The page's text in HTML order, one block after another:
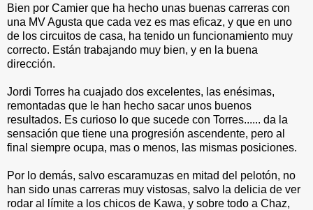
Bien por Camier que ha hecho unas buenas carreras con
una MV Agusta que cada vez es mas eficaz, y que en uno
de los circuitos de casa, ha tenido un funcionamiento muy
correcto. Están trabajando muy bien, y en la buena
dirección.
Jordi Torres ha cuajado dos excelentes, las enésimas,
remontadas que le han hecho sacar unos buenos
resultados. Es curioso lo que sucede con Torres...... da la
sensación que tiene una progresión ascendente, pero al
final siempre ocupa, mas o menos, las mismas posiciones.
Por lo demás, salvo escaramuzas en mitad del pelotón, no
han sido unas carreras muy vistosas, salvo la delicia de ver
rodar al límite a los chicos de Kawa, y sobre todo a Chaz,